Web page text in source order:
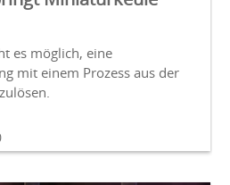
es möglich, eine
mit einem Prozess aus der